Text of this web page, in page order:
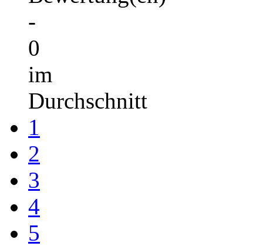
-
0
im
Durchschnitt
1
2
3
4
5